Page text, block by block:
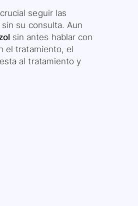
seguir las
su consulta. Aun
sin antes hablar con
el tratamiento, el
al tratamiento y